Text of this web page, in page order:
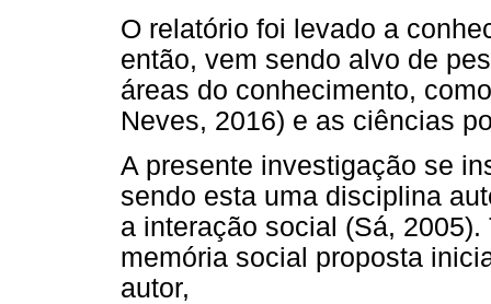
O relatório foi levado a
então, vem sendo alvo de
áreas do conhecimento,
Neves, 2016) e as ciências
A presente investigação se
sendo esta uma disciplina
a interação social (Sá,
memória social proposta
autor,